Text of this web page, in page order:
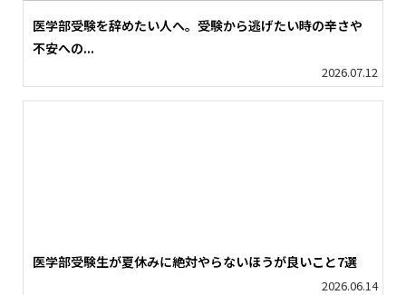
医学部受験を辞めたい人へ。受験から逃げたい時の辛さや
不安への...
2026.07.12
医学部受験生が夏休みに絶対やらないほうが良いこと7選
2026.06.14